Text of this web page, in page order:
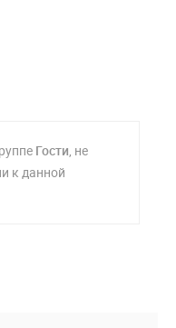
Гости , не
к данной